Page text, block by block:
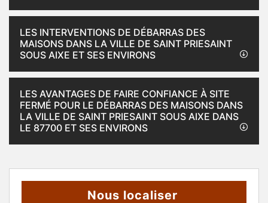
LES INTERVENTIONS DE DÉBARRAS DES
MAISONS DANS LA VILLE DE SAINT PRIESAINT
SOUS AIXE ET SES ENVIRONS
LES AVANTAGES DE FAIRE CONFIANCE À SITE
FERMÉ POUR LE DÉBARRAS DES MAISONS DANS
LA VILLE DE SAINT PRIESAINT SOUS AIXE DANS
LE 87700 ET SES ENVIRONS
Nous localiser